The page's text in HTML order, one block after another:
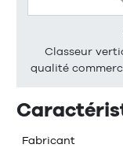
Classeur
qualité
Fabricant